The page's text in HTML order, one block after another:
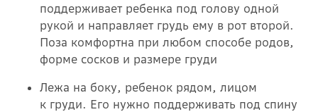
поддерживает ребенка под голову одной
рукой и направляет грудь ему в рот второй.
Поза комфортна при любом способе родов,
форме сосков и размере груди
Лежа на боку, ребенок рядом, лицом
к груди. Его нужно поддерживать под спину